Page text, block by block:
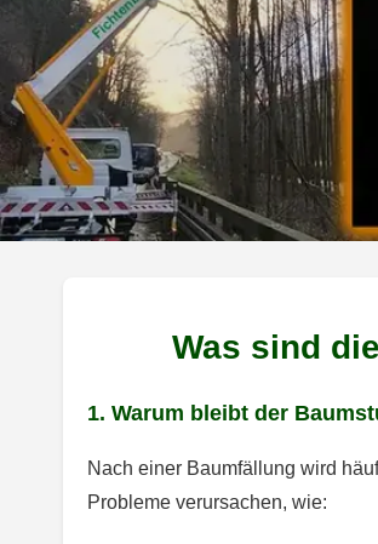
Was sind
1. Warum bleibt der
Nach einer Baumfällung wird
Probleme verursachen, wie: